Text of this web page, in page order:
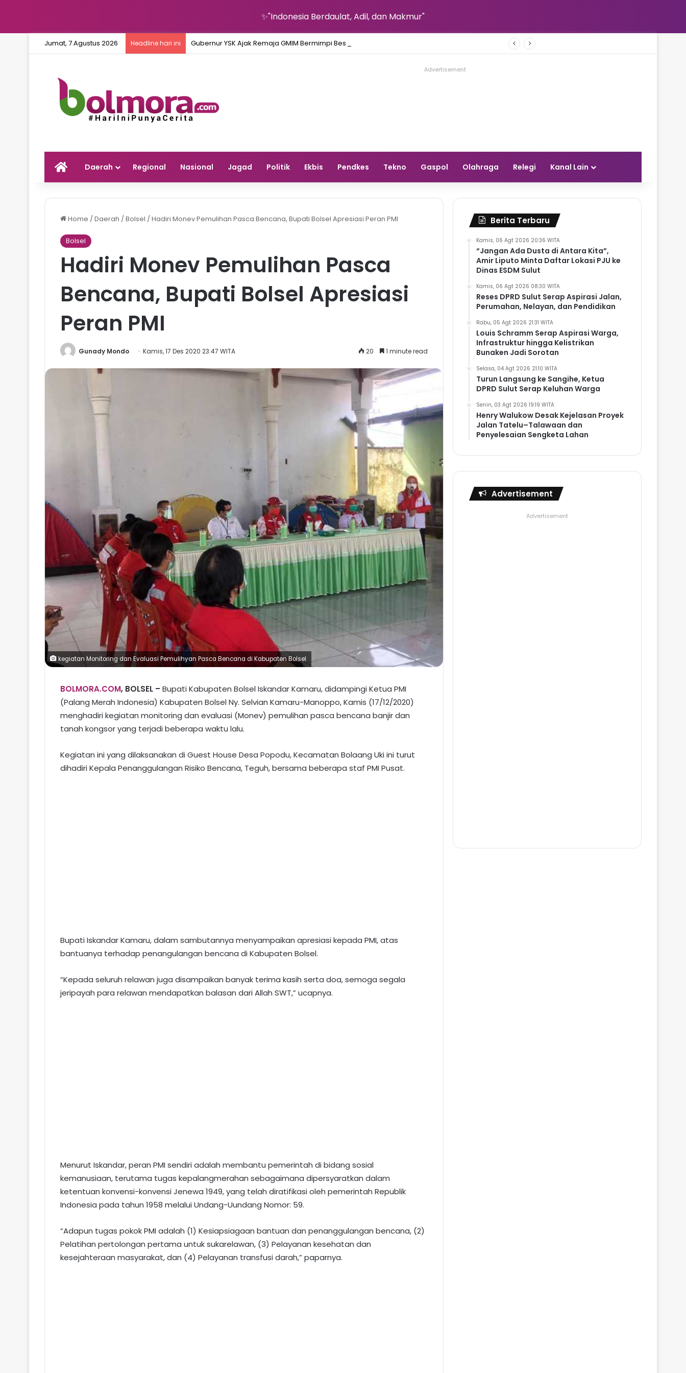
✨"Indonesia Berdaulat, Adil, dan Makmur"
Jumat, 7 Agustus 2026 Headline hari ini
Advertisement
HomeDaerah Regional Nasional Jagad Politik Ekbis Pendkes Tekno Gaspol Olahraga Relegi Kanal Lain
Home /Daerah /Bolsel /Hadiri Monev Pemulihan Pasca Bencana, Bupati Bolsel Apresiasi Peran PMI
Bolsel
Hadiri Monev Pemulihan Pasca
Bencana, Bupati Bolsel Apresiasi
Peran PMI
Gunady Mondo Kamis, 17 Des 2020 23:47 WITA 20 1 minute read
kegiatan Monitoring dan Evaluasi Pemulihyan Pasca Bencana di Kabupaten Bolsel
BOLMORA.COM, BOLSEL – Bupati Kabupaten Bolsel Iskandar Kamaru, didampingi Ketua PMI
(Palang Merah Indonesia) Kabupaten Bolsel Ny. Selvian Kamaru-Manoppo, Kamis (17/12/2020)
menghadiri kegiatan monitoring dan evaluasi (Monev) pemulihan pasca bencana banjir dan
tanah kongsor yang terjadi beberapa waktu lalu.
Kegiatan ini yang dilaksanakan di Guest House Desa Popodu, Kecamatan Bolaang Uki ini turut
dihadiri Kepala Penanggulangan Risiko Bencana, Teguh, bersama beberapa staf PMI Pusat.
Bupati Iskandar Kamaru, dalam sambutannya menyampaikan apresiasi kepada PMI, atas
bantuanya terhadap penangulangan bencana di Kabupaten Bolsel.
“Kepada seluruh relawan juga disampaikan banyak terima kasih serta doa, semoga segala
jeripayah para relawan mendapatkan balasan dari Allah SWT,” ucapnya.
Menurut Iskandar, peran PMI sendiri adalah membantu pemerintah di bidang sosial
kemanusiaan, terutama tugas kepalangmerahan sebagaimana dipersyaratkan dalam
ketentuan konvensi-konvensi Jenewa 1949, yang telah diratifikasi oleh pemerintah Republik
Indonesia pada tahun 1958 melalui Undang-Uundang Nomor: 59.
“Adapun tugas pokok PMI adalah (1) Kesiapsiagaan bantuan dan penanggulangan bencana, (2)
Pelatihan pertolongan pertama untuk sukarelawan, (3) Pelayanan kesehatan dan
kesejahteraan masyarakat, dan (4) Pelayanan transfusi darah,” paparnya.
Berita Terbaru
Kamis, 06 Agt 2026 20:36 WITA
“Jangan Ada Dusta di Antara Kita”,
Amir Liputo Minta Daftar Lokasi PJU ke
Dinas ESDM Sulut
Kamis, 06 Agt 2026 08:30 WITA
Reses DPRD Sulut Serap Aspirasi Jalan,
Perumahan, Nelayan, dan Pendidikan
Rabu, 05 Agt 2026 21:31 WITA
Louis Schramm Serap Aspirasi Warga,
Infrastruktur hingga Kelistrikan
Bunaken Jadi Sorotan
Selasa, 04 Agt 2026 21:10 WITA
Turun Langsung ke Sangihe, Ketua
DPRD Sulut Serap Keluhan Warga
Senin, 03 Agt 2026 19:19 WITA
Henry Walukow Desak Kejelasan Proyek
Jalan Tatelu–Talawaan dan
Penyelesaian Sengketa Lahan
Advertisement
Advertisement